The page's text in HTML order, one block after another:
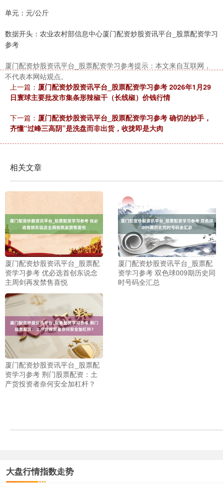
单元：元/公斤
数据开头：农业农村部信息中心厦门配资炒股资讯平台_股票配资学习
参考
厦门配资炒股资讯平台_股票配资学习参考提示：本文来自互联网，
不代表本网站观点。
上一篇： 厦门配资炒股资讯平台_股票配资学习参考 2026年1月29
日寰球主要批发市集条形辣椒干（长线椒）价钱行情
下一篇： 厦门配资炒股资讯平台_股票配资学习参考 确切的妙手，
齐懂“过峰三高阴”是洗盘而非出货，收拢即是大肉
相关文章
厦门配资炒股资讯平台_股票配
资学习参考 优必选首创东说念
主周剑再发禁售喜悦
厦门配资炒股资讯平台_股票配
资学习参考 双色球009期历史同
时号码全汇总
厦门配资炒股资讯平台_股票配
资学习参考 荆门股票配资：土
产货投资者奈何安全加杠杆？
大盘行情指数走势
上证综指 3940.04
深证成指